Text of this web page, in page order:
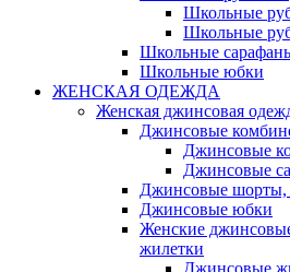
Школьные
Школьные
Школьные
Школьные юбки
ЖЕНСКАЯ ОДЕЖДА
Женская джинсовая
Джинсовые
Джинсовые
Джинсовые
Джинсовые шорты,
Джинсовые юбки
Женские
жилетки
Джинсовые